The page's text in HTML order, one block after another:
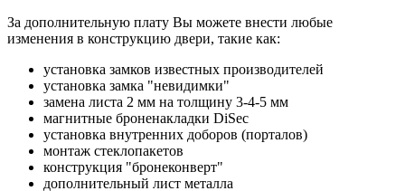
За дополнительную плату Вы можете внести любые
изменения в конструкцию двери, такие как:
установка замков известных производителей
установка замка "невидимки"
замена листа 2 мм на толщину 3-4-5 мм
магнитные броненакладки DiSec
установка внутренних доборов (порталов)
монтаж стеклопакетов
конструкция "бронеконверт"
дополнительный лист металла